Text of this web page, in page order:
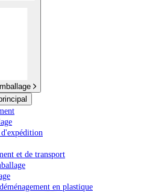
d'expédition
et de transport
en plastique